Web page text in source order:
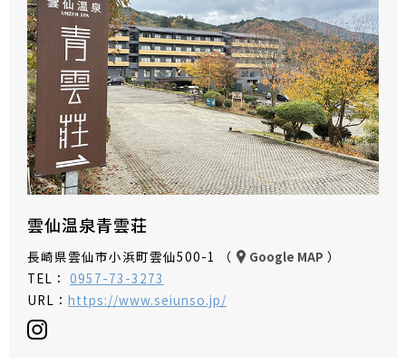
雲仙温泉青雲荘
長崎県雲仙市小浜町雲仙500-1 （ Google MAP ）
TEL： 0957-73-3273
URL： https://www.seiunso.jp/